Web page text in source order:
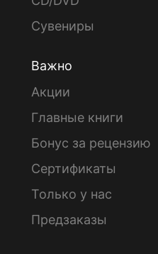
Сувениры
Важно
Акции
Главные книги
Бонус за рецензию
Сертификаты
Только у нас
Предзаказы